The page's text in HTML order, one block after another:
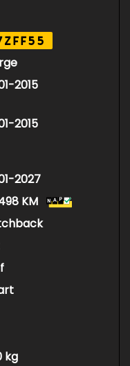
2015
2015
2027
KM
kg